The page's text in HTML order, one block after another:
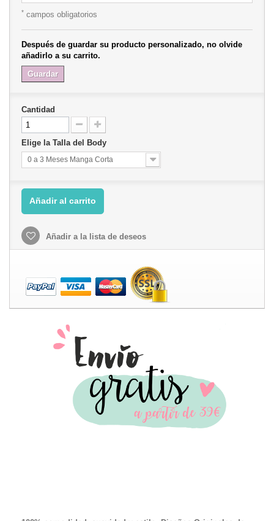
* campos obligatorios
Después de guardar su producto personalizado, no olvide
añadirlo a su carrito.
Guardar
Cantidad
Elige la Talla del Body
0 a 3 Meses Manga Corta
Añadir al carrito
Añadir a la lista de deseos